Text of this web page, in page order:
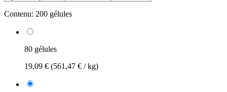
Contenu: 200 gélules
80 gélules
19,09 € (561,47 € / kg)